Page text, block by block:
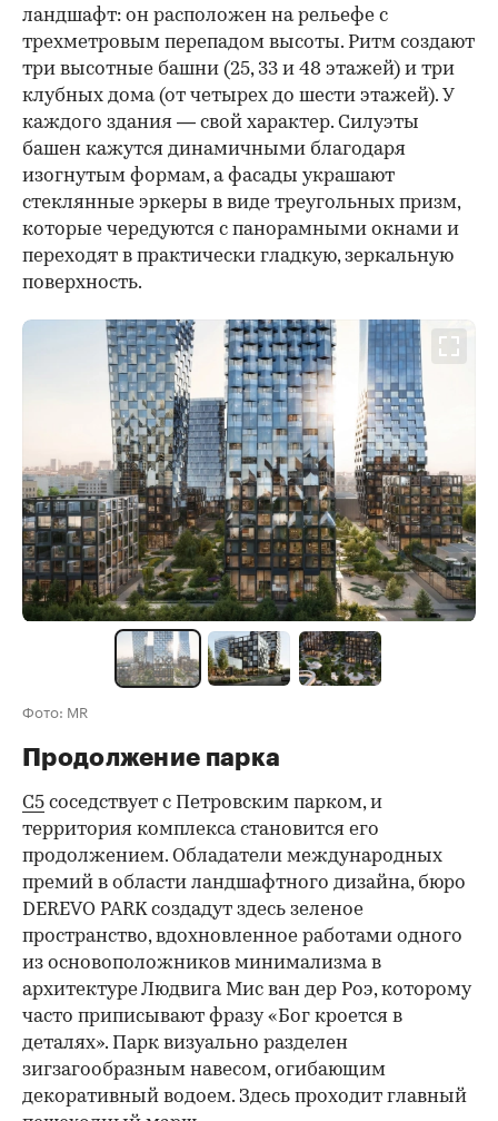
ландшафт: он расположен на рельефе с
трехметровым перепадом высоты. Ритм создают
три высотные башни (25, 33 и 48 этажей) и три
клубных дома (от четырех до шести этажей). У
каждого здания — свой характер. Силуэты
башен кажутся динамичными благодаря
изогнутым формам, а фасады украшают
стеклянные эркеры в виде треугольных призм,
которые чередуются с панорамными окнами и
переходят в практически гладкую, зеркальную
поверхность.
Фото: MR
Продолжение парка
С5 соседствует с Петровским парком, и
территория комплекса становится его
продолжением. Обладатели международных
премий в области ландшафтного дизайна, бюро
DEREVO PARK создадут здесь зеленое
пространство, вдохновленное работами одного
из основоположников минимализма в
архитектуре Людвига Мис ван дер Роэ, которому
часто приписывают фразу «Бог кроется в
деталях». Парк визуально разделен
зигзагообразным навесом, огибающим
декоративный водоем. Здесь проходит главный